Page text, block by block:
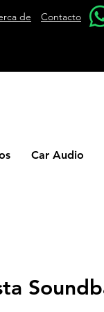
de Contacto
Car Audio